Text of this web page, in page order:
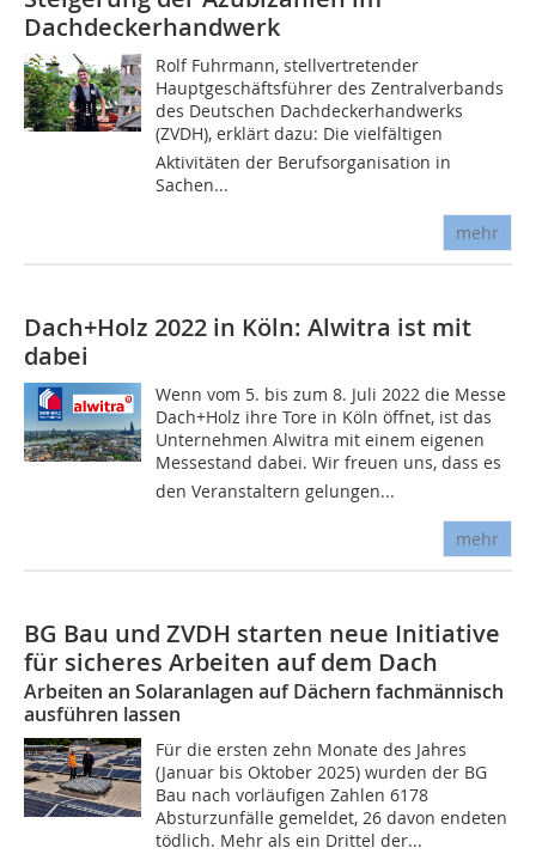
Dachdeckerhandwerk
Rolf Fuhrmann, stellvertretender
Hauptgeschäftsführer des Zentralverbands
des Deutschen Dachdeckerhandwerks
(ZVDH), erklärt dazu: Die vielfältigen
Aktivitäten der Berufsorganisation in
Sachen...
mehr
Dach+Holz 2022 in Köln: Alwitra ist mit
dabei
Wenn vom 5. bis zum 8. Juli 2022 die Messe
Dach+Holz ihre Tore in Köln öffnet, ist das
Unternehmen Alwitra mit einem eigenen
Messestand dabei. Wir freuen uns, dass es
den Veranstaltern gelungen...
mehr
BG Bau und ZVDH starten neue Initiative
für sicheres Arbeiten auf dem Dach
Arbeiten an Solaranlagen auf Dächern fachmännisch
ausführen lassen
Für die ersten zehn Monate des Jahres
(Januar bis Oktober 2025) wurden der BG
Bau nach vorläufigen Zahlen 6178
Absturzunfälle gemeldet, 26 davon endeten
tödlich. Mehr als ein Drittel der...